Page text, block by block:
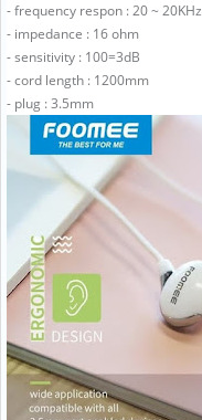
- frequency respon : 20 ~ 20KHz
- impedance : 16 ohm
- sensitivity : 100=3dB
- cord length : 1200mm
- plug : 3.5mm